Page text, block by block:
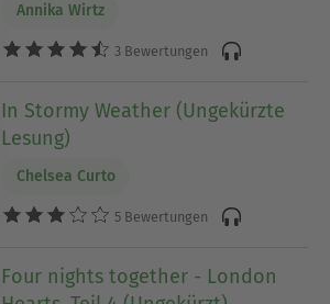
Annika Wirtz
3 Bewertungen
In Stormy Weather (Ungekürzte
Lesung)
Chelsea Curto
5 Bewertungen
Four nights together - London